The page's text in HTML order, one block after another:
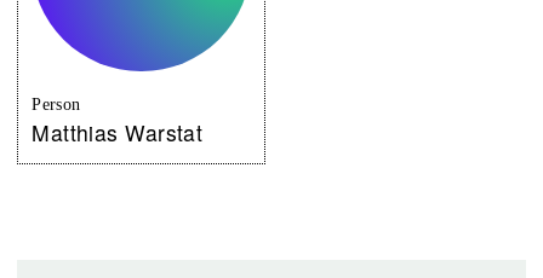
Person
Matthias Warstat